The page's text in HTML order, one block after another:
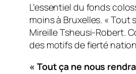
L’essentiel du fonds
moins à Bruxelles. « Tout
Mireille Tsheusi-Robert.
des motifs de fierté
« Tout ça ne nous